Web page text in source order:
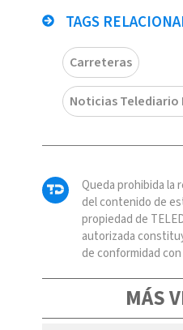
TAGS
Carreteras
Noticias Telediario
Queda prohibida la
del contenido de
propiedad de
autorizada
de conformidad
MÁS